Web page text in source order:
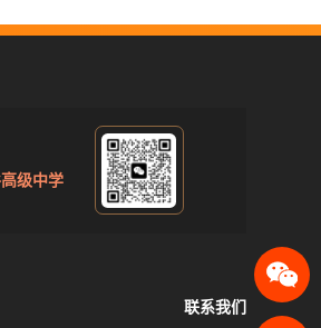
级中学
联系我们